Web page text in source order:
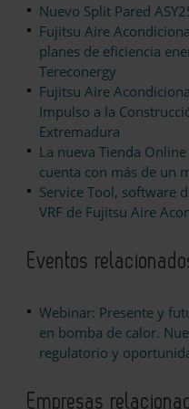
Nuevo Split Pared
Fujitsu Aire
planes de eficiencia
Tereconergy
Fujitsu Aire
Impulso a la
Extremadura
La nueva Tienda
cuenta con más de un
Service Tool, software
VRF de Fujitsu Aire
Eventos
Webinar: Presente y
en bomba de calor.
regulatorio y
Empresas